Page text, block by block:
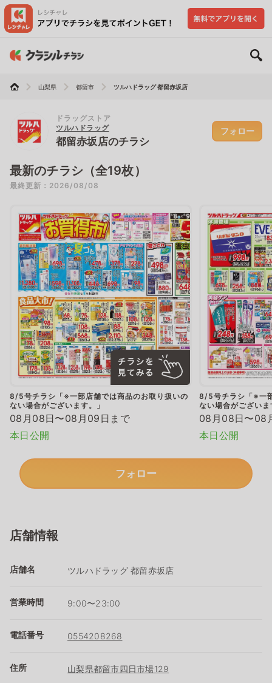
山梨県 都留市 ツルハドラッグ 都留赤坂店
ドラッグストア
ツルハドラッグ
都留赤坂店のチラシ
フォロー
最新のチラシ（全19枚）
最終更新：2026/08/08
8/5号チラシ「※一部店舗では商品のお取り扱いの
ない場合がございます。」
08月08日〜08月09日まで
本日公開
8/5号チラシ「※一
ない場合がございま
08月08日〜08
本日公開
フォロー
店舗情報
店舗名 ツルハドラッグ 都留赤坂店
営業時間 9:00〜23:00
電話番号 0554208268
住所 山梨県都留市四日市場129